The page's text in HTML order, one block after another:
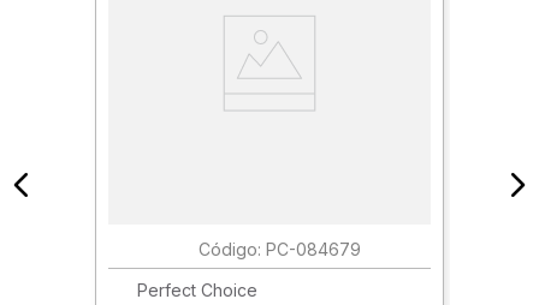
: PC-084679
Perfect Choice